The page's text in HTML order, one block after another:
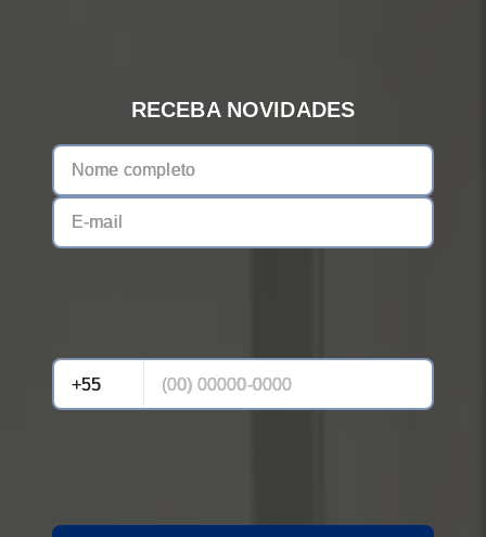
RECEBA NOVIDADES